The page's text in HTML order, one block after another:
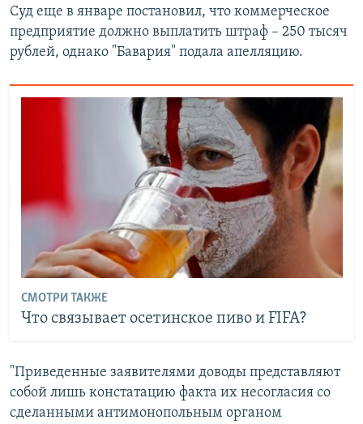
Суд еще в январе постановил, что коммерческое
предприятие должно выплатить штраф – 250 тысяч
рублей, однако "Бавария" подала апелляцию.
СМОТРИ ТАКЖЕ
Что связывает осетинское пиво и FIFA?
"Приведенные заявителями доводы представляют
собой лишь констатацию факта их несогласия со
сделанными антимонопольным органом